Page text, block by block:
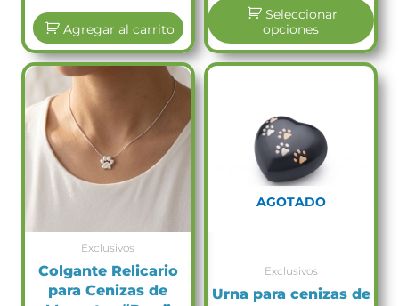
Agregar al carrito
Seleccionar
opciones
Exclusivos
Colgante Relicario
para Cenizas de
AGOTADO
Exclusivos
Urna para cenizas de